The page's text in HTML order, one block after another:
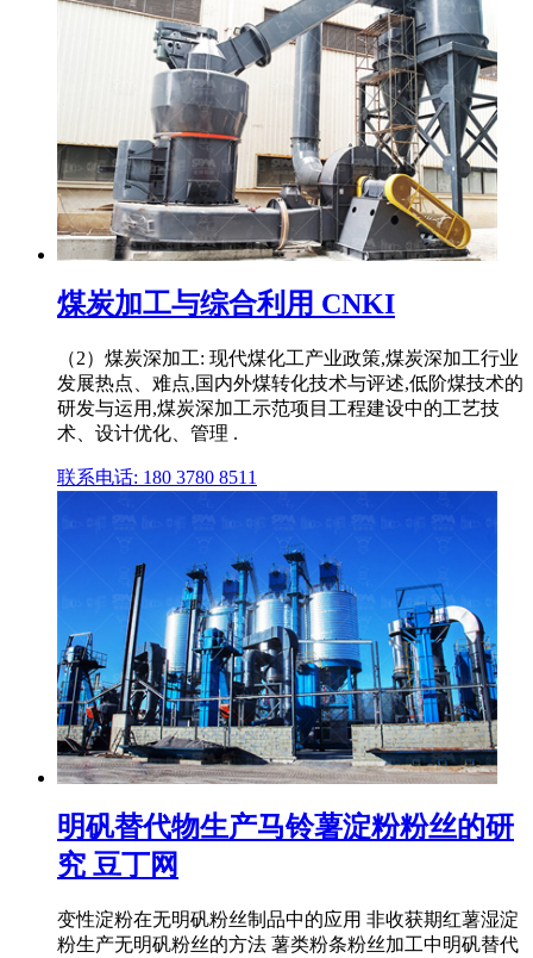
煤炭加工与综合利用 CNKI
（2）煤炭深加工: 现代煤化工产业政策,煤炭深加工行业
发展热点、难点,国内外煤转化技术与评述,低阶煤技术的
研发与运用,煤炭深加工示范项目工程建设中的工艺技
术、设计优化、管理 .
联系电话: 180 3780 8511
明矾替代物生产马铃薯淀粉粉丝的研
究 豆丁网
变性淀粉在无明矾粉丝制品中的应用 非收获期红薯湿淀
粉生产无明矾粉丝的方法 薯类粉条粉丝加工中明矾替代